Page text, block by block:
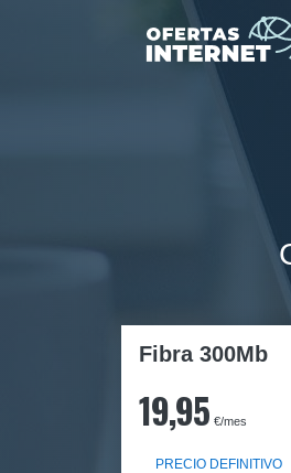
Fibra 300Mb
19,95 €/mes
PRECIO DEFINITIVO